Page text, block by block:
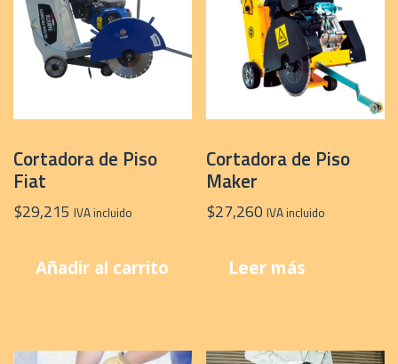
Cortadora de Piso
Fiat
$29,215 IVA incluido
Añadir al carrito
Cortadora de Piso
Maker
$27,260 IVA incluido
Leer más